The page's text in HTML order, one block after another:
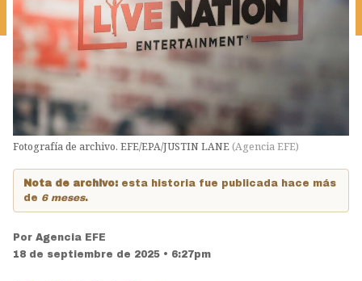
Fotografía de archivo. EFE/EPA/JUSTIN LANE(Agencia EFE)
Nota de archivo: esta historia fue publicada hace más
de 6 meses.
Por Agencia EFE
18 de septiembre de 2025 • 6:27pm